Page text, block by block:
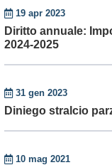
19 apr 2023
Diritto annuale:
2024-2025
31 gen 2023
Diniego stralcio
10 mag 2021